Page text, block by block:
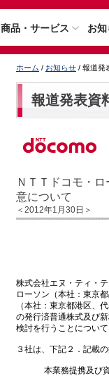
商品・サービス お
ホーム / お知らせ / 報道発
報道発表資
ＮＴＴドコモ・
意について
＜2012年1月30日＞
株式会社エヌ・ティ・
ローソン（本社：東京
（本社：東京都港区、
の発行済普通株式及び
検討を行うことについ
３社は、下記２．記載
本業務提携及び